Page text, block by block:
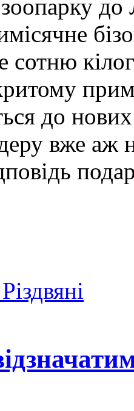
до
сотню
до
вже аж